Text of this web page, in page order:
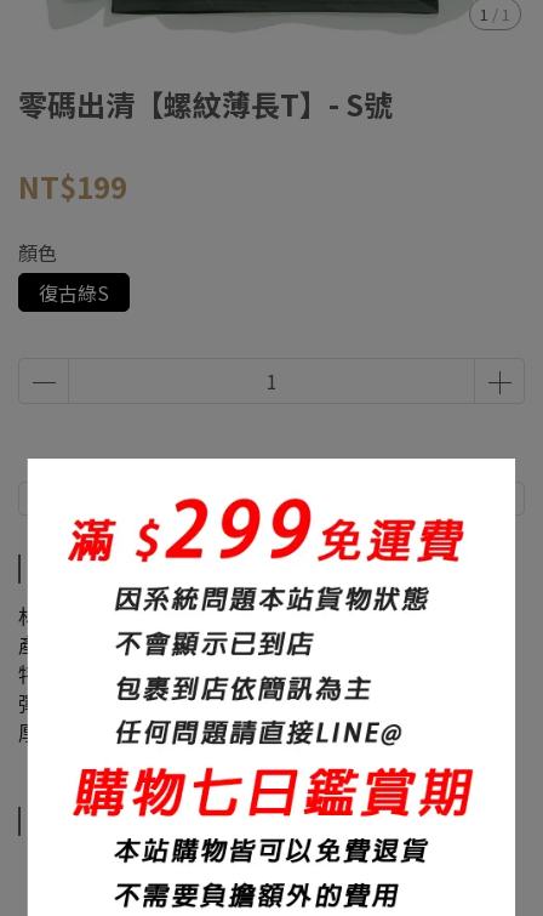
1 / 1
零碼出清【螺紋薄長T】- S號
NT$199
顏色
復古綠S
商品介紹
材質：60%棉+40%聚酯纖維
產地：台灣
特色：素面、修身、面料滑順
彈性：微
厚度：320碼
尺寸說明